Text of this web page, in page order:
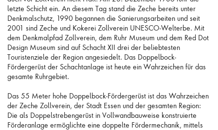
letzte Schicht ein. An diesem Tag stand die Zeche bereits unter
Denkmalschutz, 1990 begannen die Sanierungsarbeiten und seit
2001 sind Zeche und Kokerei Zollverein UNESCO-Welterbe. Mit
dem Denkmalpfad Zollverein, dem Ruhr Museum und dem Red Dot
Design Museum sind auf Schacht XII drei der beliebtesten
Touristenziele der Region angesiedelt. Das Doppelbock-
Fördergerüst der Schachtanlage ist heute ein Wahrzeichen für das
gesamte Ruhrgebiet.
Das 55 Meter hohe Doppelbock-Fördergerüst ist das Wahrzeichen
der Zeche Zollverein, der Stadt Essen und der gesamten Region:
Die als Doppelstrebengerüst in Vollwandbauweise konstruierte
Förderanlage ermöglichte eine doppelte Fördermechanik, mittels